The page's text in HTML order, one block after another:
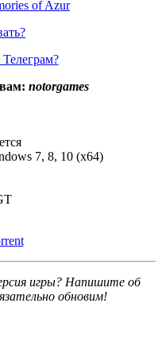
of Azur
notorgames
7, 8, 10 (x64)
игры? Напишите об
обновим!